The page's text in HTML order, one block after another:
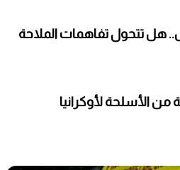
هل تتحول تفاهمات الملاحة
الأسلحة لأوكرانيا